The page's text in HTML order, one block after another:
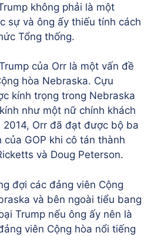
không phải là một
sự và ông ấy thiếu tính cách
Tổng thống.
của Orr là một vấn đề
hòa Nebraska. Cựu
kính trọng trong Nebraska
như một nữ chính khách
2014, Orr đã đạt được bộ ba
GOP khi cô tán thành
và Doug Peterson.
đợi các đảng viên Cộng
và bên ngoài tiểu bang
Trump nếu ông ấy nên là
viên Cộng hòa nổi tiếng